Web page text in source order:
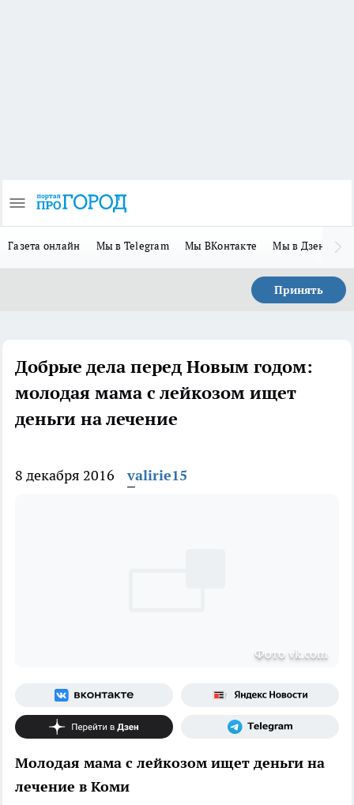
Газета онлайн Мы в Telegram Мы ВКонтакте Мы в Дзене
Принять
Добрые дела перед Новым годом:
молодая мама с лейкозом ищет
деньги на лечение
8 декабря 2016 valirie15
Фото vk.com
Молодая мама с лейкозом ищет деньги на
лечение в Коми